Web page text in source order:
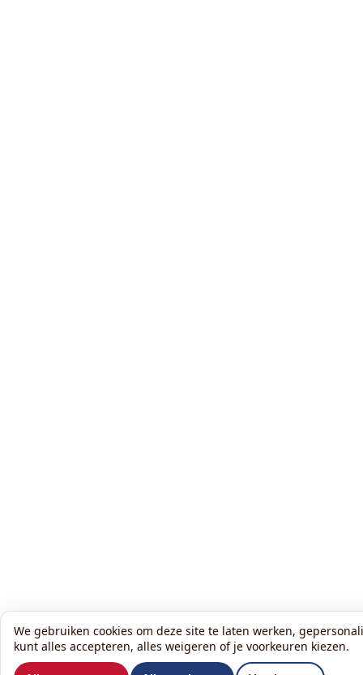
We gebruiken cookies om deze site te laten werken,
kunt alles accepteren, alles weigeren of je voorkeuren kiezen.